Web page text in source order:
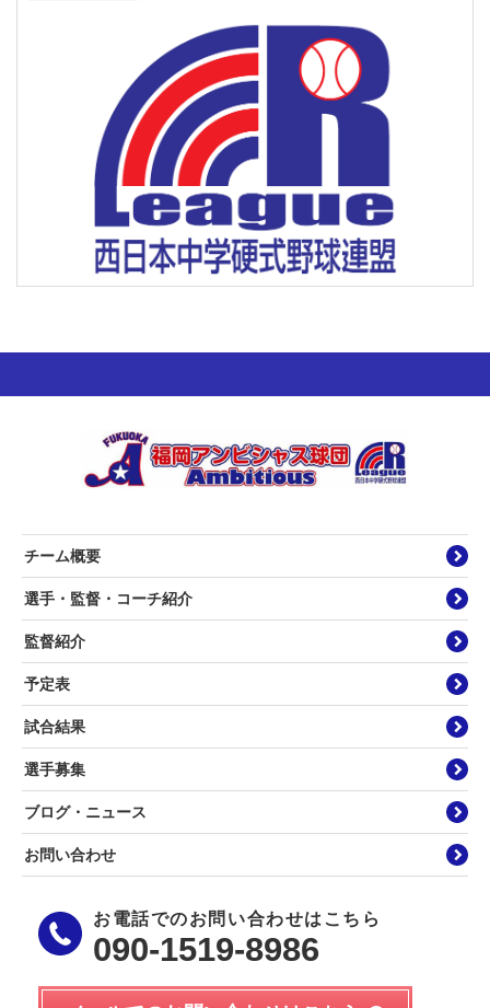
チーム概要
選手・監督・コーチ紹介
監督紹介
予定表
試合結果
選手募集
ブログ・ニュース
お問い合わせ
お電話でのお問い合わせはこちら
090-1519-8986